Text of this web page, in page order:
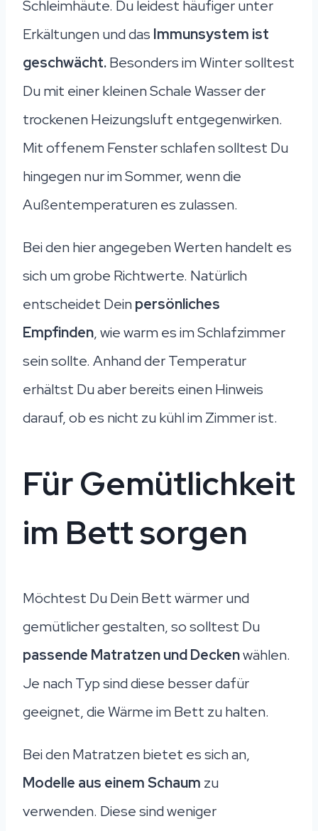
Schleimhäute. Du leidest häufiger unter
Erkältungen und das Immunsystem ist
geschwächt.Besonders im Winter solltest
Du mit einer kleinen Schale Wasser der
trockenen Heizungsluft entgegenwirken.
Mit offenem Fenster schlafen solltest Du
hingegen nur im Sommer, wenn die
Außentemperaturen es zulassen.
Bei den hier angegeben Werten handelt es
sich um grobe Richtwerte. Natürlich
entscheidet Deinpersönliches
Empfinden, wie warm es im Schlafzimmer
sein sollte. Anhand der Temperatur
erhältst Du aber bereits einen Hinweis
darauf, ob es nicht zu kühl im Zimmer ist.
Für Gemütlichkeit
im Bett sorgen
Möchtest Du Dein Bett wärmer und
gemütlicher gestalten, so solltest Du
passende Matratzen und Deckenwählen.
Je nach Typ sind diese besser dafür
geeignet, die Wärme im Bett zu halten.
Bei den Matratzen bietet es sich an,
Modelle aus einem Schaum zu
verwenden. Diese sind weniger